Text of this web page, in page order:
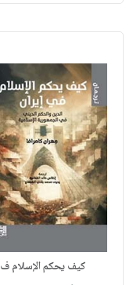
كيف يحكم الإسلام ف